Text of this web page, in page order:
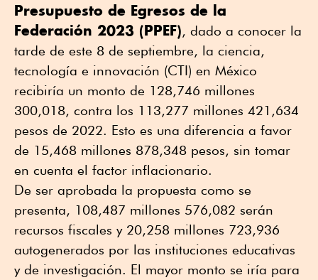
Presupuesto de Egresos de la
Federación 2023 (PPEF), dado a conocer la
tarde de este 8 de septiembre, la ciencia,
tecnología e innovación (CTI) en México
recibiría un monto de 128,746 millones
300,018, contra los 113,277 millones 421,634
pesos de 2022. Esto es una diferencia a favor
de 15,468 millones 878,348 pesos, sin tomar
en cuenta el factor inflacionario.
De ser aprobada la propuesta como se
presenta, 108,487 millones 576,082 serán
recursos fiscales y 20,258 millones 723,936
autogenerados por las instituciones educativas
y de investigación. El mayor monto se iría para